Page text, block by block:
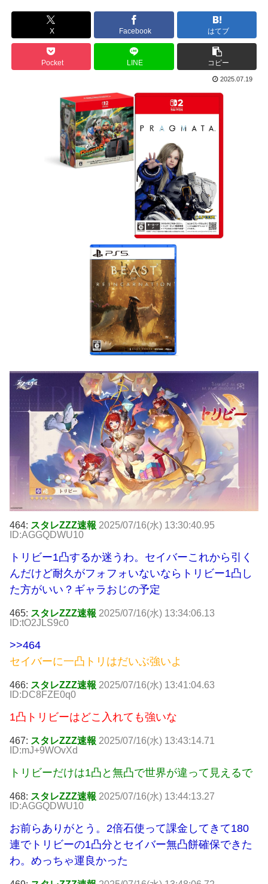
X Facebook はてブ
Pocket LINE コピー
2025.07.19
464: スタレZZZ速報 2025/07/16(水) 13:30:40.95
ID:AGGQDWU10
トリビー1凸するか迷うわ。セイバーこれから引く
んだけど耐久がフォフォいないならトリビー1凸し
た方がいい？ギャラおじの予定
465: スタレZZZ速報 2025/07/16(水) 13:34:06.13
ID:tO2JLS9c0
>>464
セイバーに一凸トリはだいぶ強いよ
466: スタレZZZ速報 2025/07/16(水) 13:41:04.63
ID:DC8FZE0q0
1凸トリビーはどこ入れても強いな
467: スタレZZZ速報 2025/07/16(水) 13:43:14.71
ID:mJ+9WOvXd
トリビーだけは1凸と無凸で世界が違って見えるで
468: スタレZZZ速報 2025/07/16(水) 13:44:13.27
ID:AGGQDWU10
お前らありがとう。2倍石使って課金してきて180
連でトリビーの1凸分とセイバー無凸餅確保できた
わ。めっちゃ運良かった